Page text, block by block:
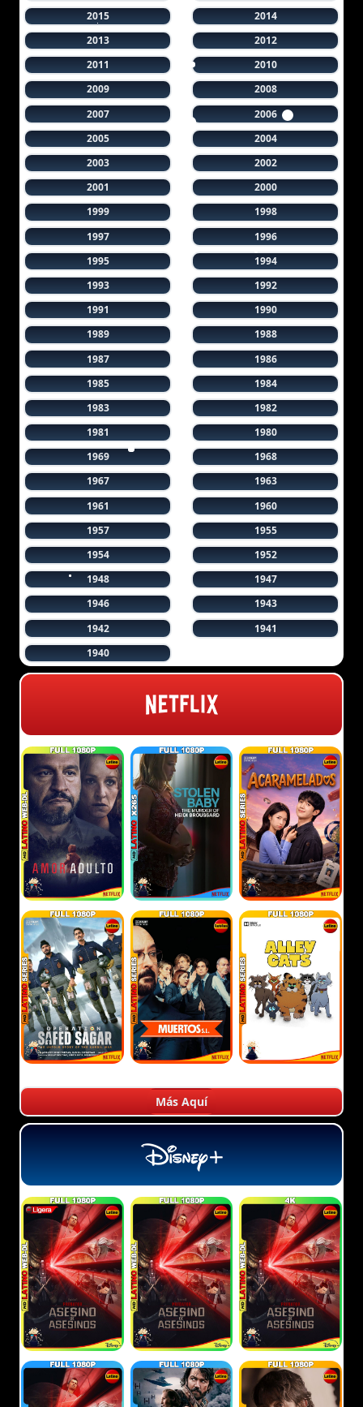
2015
2014
2013
2012
2011
2010
2009
2008
2007
2006
2005
2004
2003
2002
2001
2000
1999
1998
1997
1996
1995
1994
1993
1992
1991
1990
1989
1988
1987
1986
1985
1984
1983
1982
1981
1980
1969
1968
1967
1963
1961
1960
1957
1955
1954
1952
1948
1947
1946
1943
1942
1941
1940
Más Aquí